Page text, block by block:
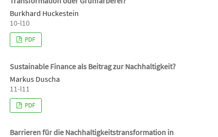
Burkhard Huckestein
10-l10
PDF
Sustainable Finance als Beitrag zur Nachhaltigkeit?
Markus Duscha
11-l11
PDF
Barrieren für die Nachhaltigkeitstransformation in